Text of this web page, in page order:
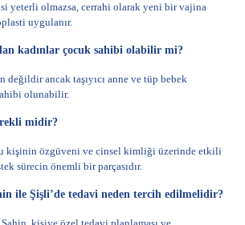
yeterli olmazsa, cerrahi olarak yeni bir vajina
uygulanır.
kadınlar çocuk sahibi olabilir mi?
ancak taşıyıcı anne ve tüp bebek
olunabilir.
midir?
kişinin özgüveni ve cinsel kimliği üzerinde etkili
sürecin önemli bir parçasıdır.
ile Şişli’de tedavi neden tercih edilmelidir?